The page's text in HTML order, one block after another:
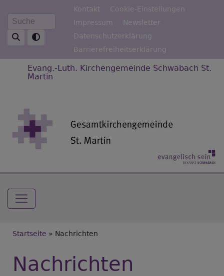
zum
Inhalt
Suche
Fußbereichsmenü
Kontakt
Cookie-Einstellungen
Impressum
Newsletter
Datenschutzerklärung
Barrierefreiheitserklärung
Evang.-Luth. Kirchengemeinde Schwabach St.
Martin
Hauptnavigation
Breadcrumb
Startseite Nachrichten
Nachrichten